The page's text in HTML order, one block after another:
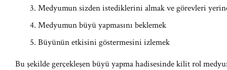
Medyumun sizden istediklerini almak ve görevleri
Medyumun büyü yapmasını beklemek
Büyünün etkisini göstermesini izlemek
Bu şekilde gerçekleşen büyü yapma hadisesinde kilit rol